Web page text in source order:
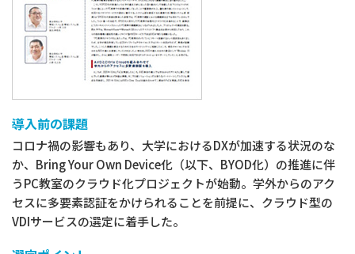
プライバシーポリシー
導入前の課題
コロナ禍の影響もあり、大学におけるDXが加速する状況のな
か、Bring Your Own Device化（以下、BYOD化）の推進に伴
うPC教室のクラウド化プロジェクトが始動。学外からのアク
セスに多要素認証をかけられることを前提に、クラウド型の
VDIサービスの選定に着手した。